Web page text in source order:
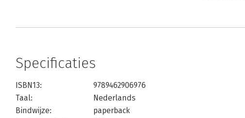
Specificaties
ISBN13:
9789462906976
Taal:
Nederlands
Bindwijze:
paperback